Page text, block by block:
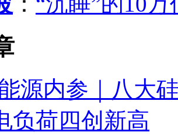
源内参｜八大
负荷四创新高